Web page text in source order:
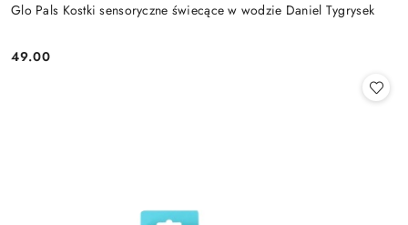
Glo Pals Kostki sensoryczne świecące w wodzie Daniel Tygrysek
Cena:
49.00